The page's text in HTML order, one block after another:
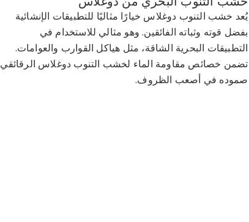
يُعد خشب التنوب دوغلاس خيارًا مثاليًا للتطبيقات الإنشائية
بفضل قوته وثباته الفائقين. وهو مثالي للاستخدام في
التطبيقات البحرية الشاقة، مثل هياكل القوارب والعوامات.
تضمن خصائص مقاومة الماء لخشب التنوب دوغلاس الرقائقي
صموده في أصعب الظروف.